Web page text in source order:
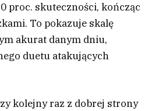
proc. skuteczności, kończąc
To pokazuje skalę
akurat danym dniu,
duetu atakujących
kolejny raz z dobrej strony